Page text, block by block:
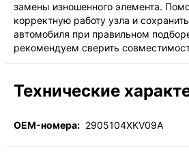
замены изношенного элемента.
корректную работу узла и
автомобиля при правильном
рекомендуем сверить
Технические
OEM-номера: 2905104XKV09A